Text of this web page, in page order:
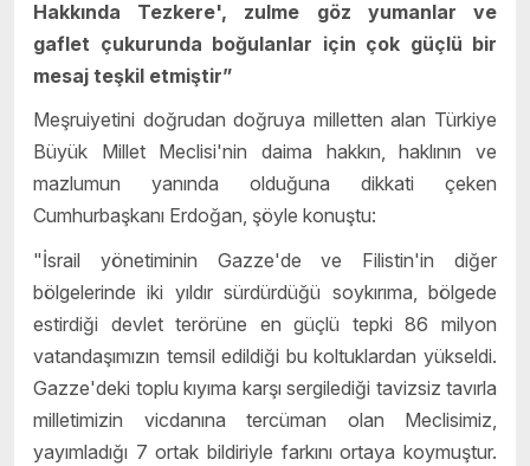
Hakkında Tezkere', zulme göz yumanlar ve
gaflet çukurunda boğulanlar için çok güçlü bir
mesaj teşkil etmiştir”
Meşruiyetini doğrudan doğruya milletten alan Türkiye
Büyük Millet Meclisi'nin daima hakkın, haklının ve
mazlumun yanında olduğuna dikkati çeken
Cumhurbaşkanı Erdoğan, şöyle konuştu:
"İsrail yönetiminin Gazze'de ve Filistin'in diğer
bölgelerinde iki yıldır sürdürdüğü soykırıma, bölgede
estirdiği devlet terörüne en güçlü tepki 86 milyon
vatandaşımızın temsil edildiği bu koltuklardan yükseldi.
Gazze'deki toplu kıyıma karşı sergilediği tavizsiz tavırla
milletimizin vicdanına tercüman olan Meclisimiz,
yayımladığı 7 ortak bildiriyle farkını ortaya koymuştur.